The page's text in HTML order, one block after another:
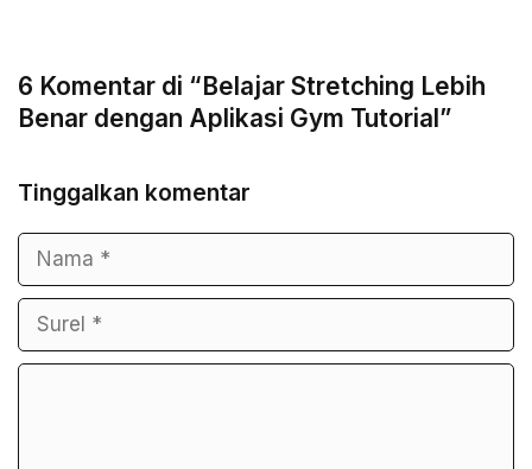
6 Komentar di “Belajar Stretching Lebih
Benar dengan Aplikasi Gym Tutorial”
Tinggalkan komentar
Nama
Surel
Komentar